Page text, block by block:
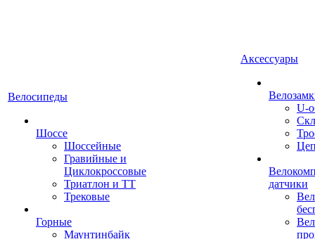
Велосипеды
Шоссе
Шоссейные
Гравийные и
Циклокроссовые
Триатлон и ТТ
Трековые
Горные
Маунтинбайк
Аксессуары
U-
датчики